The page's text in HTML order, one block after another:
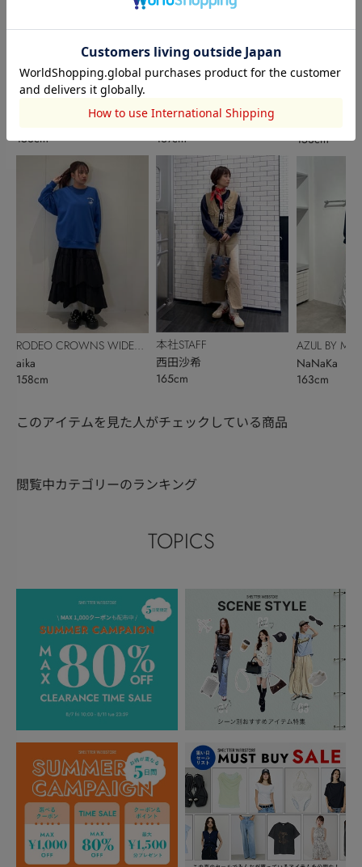
153cm
RODEO CROWNS WIDE
BOWL
aika
158cm
AZUL BY MOUSSY
石内 世蓮
167cm
本社STAFF
西田沙希
165cm
153cm
AZUL BY
NaNaKa
163cm
このアイテムを見た人がチェックしている商品
閲覧中カテゴリーのランキング
TOPICS